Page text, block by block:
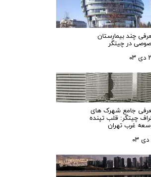
چند بیمارستان
در چیتگر
جامع شهرک‌ های
چیتگر: قلب تپنده
غرب تهران